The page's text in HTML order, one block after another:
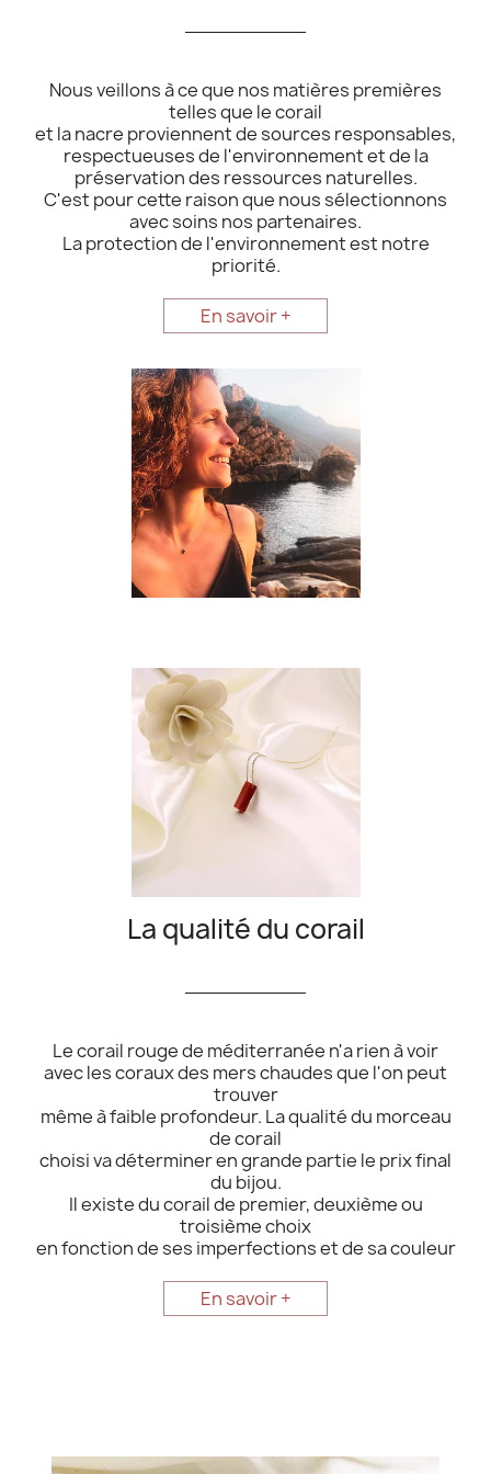
Nous veillons à ce que nos matières premières
telles que le corail
et la nacre proviennent de sources responsables,
respectueuses de l'environnement et de la
préservation des ressources naturelles.
C'est pour cette raison que nous sélectionnons
avec soins nos partenaires.
La protection de l'environnement est notre
priorité.
En savoir +
La qualité du corail
Le corail rouge de méditerranée n'a rien à voir
avec les coraux des mers chaudes que l'on peut
trouver
même à faible profondeur. La qualité du morceau
de corail
choisi va déterminer en grande partie le prix final
du bijou.
Il existe du corail de premier, deuxième ou
troisième choix
en fonction de ses imperfections et de sa couleur
En savoir +